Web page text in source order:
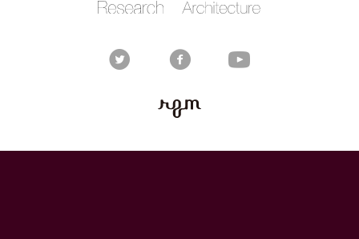
Rhizomatiks
Rhizomatiks